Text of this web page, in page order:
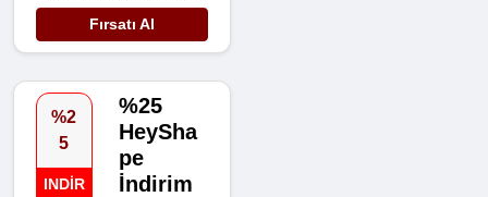
Fırsatı Al
%2
5
INDIR
%25
HeySha
pe
İndirim